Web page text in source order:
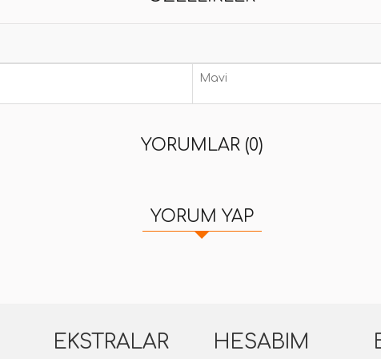
Mavi
YORUMLAR (0)
YORUM YAP
EKSTRALAR HESABIM